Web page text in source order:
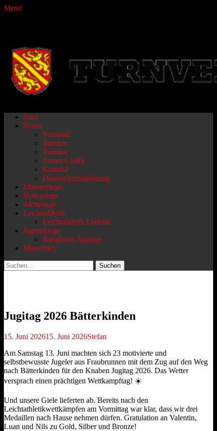
Menü
Primäres
Menü
Zum
Inhalt
Start
Verein
Vorstand
Statuten
Termine
Turner-Chilbi
Kontakt
Datenschutzerklärung
Männerriege
Volleyriege
Aktivriege
Leichtathletik
Leichtathletik Leitbild
Jugendriege
Ranglisten Jugitage
Minivolley
Suchen
Suchen
nach:
Jugitag 2026 Bätterkinden
Veröffentlicht
15. Juni 202615. Juni 2026Autor
Stefan
Am Samstag 13. Juni machten sich 23 motivierte und
selbstbewusste Jugeler aus Fraubrunnen mit dem Zug auf den Weg
nach Bätterkinden für den Knaben Jugitag 2026. Das Wetter
versprach einen prächtigen Wettkampftag! ☀️
Und unsere Giele lieferten ab. Bereits nach den
Leichtathletikwettkämpfen am Vormittag war klar, dass wir drei
Medaillen nach Hause nehmen dürfen. Gratulation an Valentin,
Luan und Nils zu Gold, Silber und Bronze!